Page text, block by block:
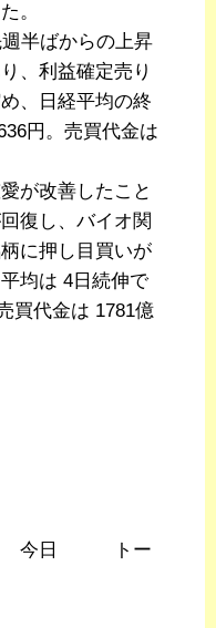
。
半ばからの上昇
、利益確定売り
、日経平均の終
円。売買代金は
が改善したこと
復し、バイオ関
に押し目買いが
均は 4日続伸で
買代金は 1781億
ー